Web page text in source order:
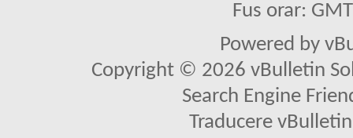
Fus orar:
Powered by
Copyright © 2026 vBulletin
Search Engine
Traducere